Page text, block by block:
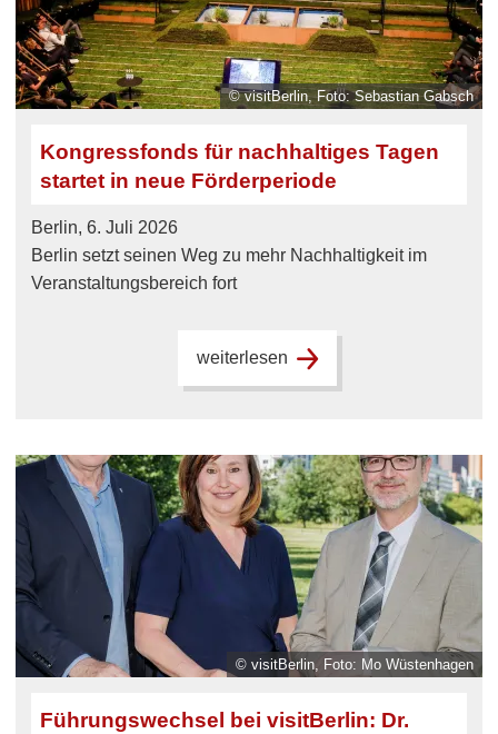
© visitBerlin, Foto: Sebastian Gabsch
Kongressfonds für nachhaltiges Tagen
startet in neue Förderperiode
Berlin, 6. Juli 2026
Berlin setzt seinen Weg zu mehr Nachhaltigkeit im
Veranstaltungsbereich fort
weiterlesen
© visitBerlin, Foto: Mo Wüstenhagen
Führungswechsel bei visitBerlin: Dr.